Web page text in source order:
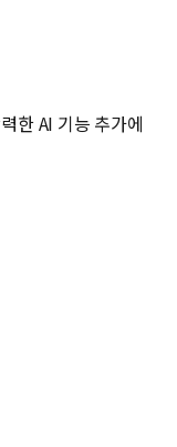
한 AI 기능 추가에